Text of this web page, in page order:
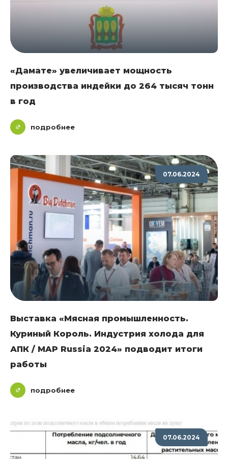
«Дамате» увеличивает мощность
производства индейки до 264 тысяч тонн
в год
подробнее
07.06.2024
Выставка «Мясная промышленность.
Куриный Король. Индустрия холода для
АПК / MAP Russia 2024» подводит итоги
работы
подробнее
07.06.2024